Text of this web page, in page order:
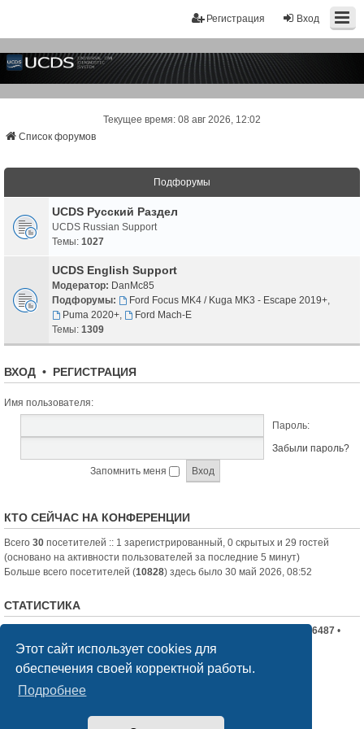
Этот сайт использует cookies для
обеспечения своей корректной работы.
Подробнее
Вход
Регистрация
Текущее время: 08 авг 2026, 12:02
Список форумов
Подфорумы
UCDS Русский Раздел
UCDS Russian Support
Темы: 1027
UCDS English Support
Модератор: DanMc85
Подфорумы:
Ford Focus MK4 / Kuga MK3 - Escape 2019+,
Puma 2020+,
Ford Mach-E
Темы: 1309
ВХОД • РЕГИСТРАЦИЯ
Имя пользователя:
Пароль:
Забыли пароль?
Запомнить меня
КТО СЕЙЧАС НА КОНФЕРЕНЦИИ
Всего 30 посетителей :: 1 зарегистрированный, 0 скрытых и 29 гостей
(основано на активности пользователей за последние 5 минут)
Больше всего посетителей (10828) здесь было 30 май 2026, 08:52
СТАТИСТИКА
• Всего пользователей:6487 •
Новый пользователь: nord-jeka
Список форумов
phpBB® Forum Software © phpBB Limited